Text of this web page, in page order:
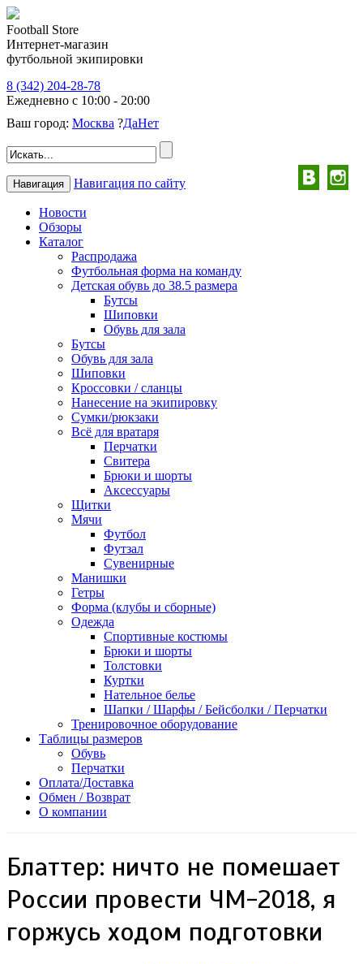
Football Store
Интернет-магазин
футбольной экипировки
8 (342) 204-28-78
Ежедневно с 10:00 - 20:00
Ваш город: Москва ?ДаНет
Навигация Навигация по сайту
Новости
Обзоры
Каталог
Распродажа
Футбольная форма на команду
Детская обувь до 38.5 размера
Бутсы
Шиповки
Обувь для зала
Бутсы
Обувь для зала
Шиповки
Кроссовки / сланцы
Нанесение на экипировку
Сумки/рюкзаки
Всё для вратаря
Перчатки
Cвитера
Брюки и шорты
Аксессуары
Щитки
Мячи
Футбол
Футзал
Сувенирные
Манишки
Гетры
Форма (клубы и сборные)
Одежда
Спортивные костюмы
Брюки и шорты
Толстовки
Куртки
Нательное белье
Шапки / Шарфы / Бейсболки / Перчатки
Тренировочное оборудование
Таблицы размеров
Обувь
Перчатки
Оплата/Доставка
Обмен / Возврат
О компании
Блаттер: ничто не помешает
России провести ЧМ-2018, я
горжусь ходом подготовки